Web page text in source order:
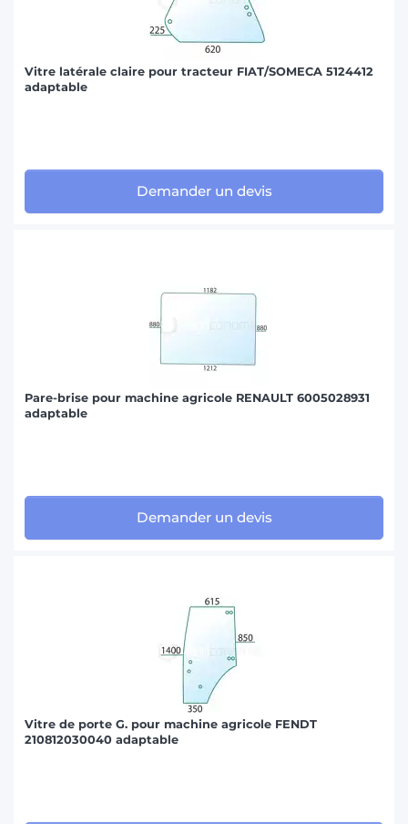
Vitre latérale claire pour tracteur FIAT/SOMECA 5124412
adaptable
Demander un devis
Pare-brise pour machine agricole RENAULT 6005028931
adaptable
Demander un devis
Vitre de porte G. pour machine agricole FENDT
210812030040 adaptable